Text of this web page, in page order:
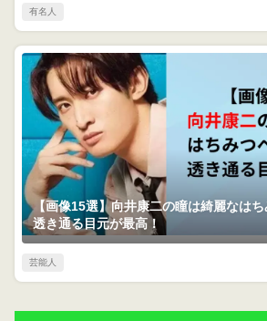
有名人
芸能人
【画像15選】向井康二の瞳は綺麗なはち
透き通る目元が最高！